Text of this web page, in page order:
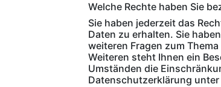
Welche Rechte haben Sie
Sie haben jederzeit das
Daten zu erhalten. Sie
weiteren Fragen zum
Weiteren steht Ihnen ein
Umständen die
Datenschutzerklärung unter